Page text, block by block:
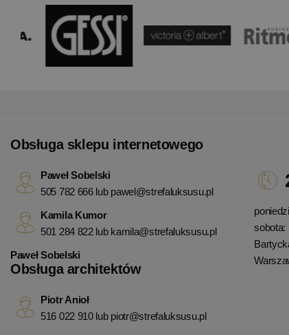
sobota:
Obsługa sklepu internetowego
Paweł Sobelski
505 782 666 lub pawel@strefaluksusu.pl
Kamila Kumor
501 284 822 lub kamila@strefaluksusu.pl
Paweł Sobelski
Obsługa architektów
Piotr Anioł
516 022 910 lub piotr@strefaluksusu.pl